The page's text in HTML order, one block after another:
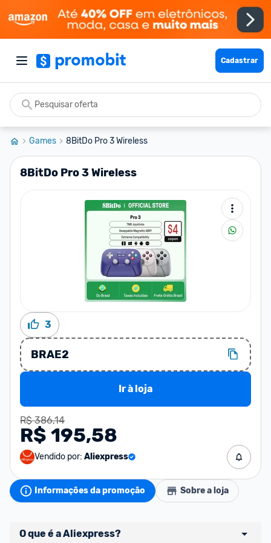
Cadastrar
Games 8BitDo Pro 3 Wireless
8BitDo Pro 3 Wireless
3
BRAE2
Ir à loja
R$ 386,14
R$ 195,58
Vendido por: Aliexpress
Informações da promoção Sobre a loja
O que é a Aliexpress?